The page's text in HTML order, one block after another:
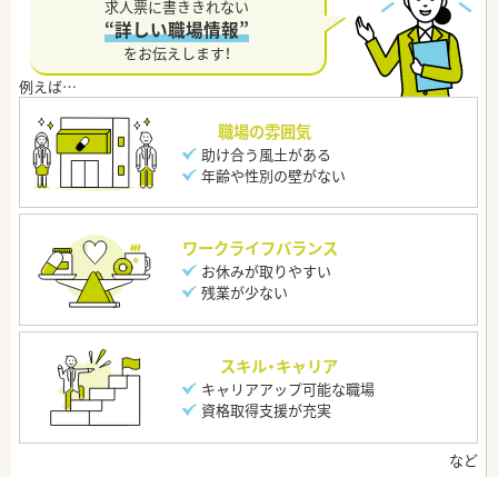
求人票に書ききれない
“詳しい職場情報”
をお伝えします！
職場の雰囲気
助け合う風土がある
年齢や性別の壁がない
ワークライフバランス
お休みが取りやすい
残業が少ない
スキル・キャリア
キャリアアップ可能な職場
資格取得支援が充実